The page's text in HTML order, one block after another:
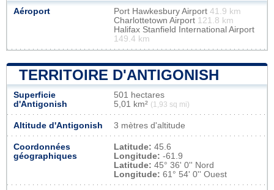
Aéroport Port Hawkesbury Airport 41.9 km
Charlottetown Airport 121.8 km
Halifax Stanfield International Airport
149.4 km
TERRITOIRE D'ANTIGONISH
Superficie
d'Antigonish
501 hectares
5,01 km² (1,93 sq mi)
Altitude d'Antigonish 3 mètres d'altitude
Coordonnées
géographiques
Latitude: 45.6
Longitude: -61.9
Latitude: 45° 36' 0'' Nord
Longitude: 61° 54' 0'' Ouest